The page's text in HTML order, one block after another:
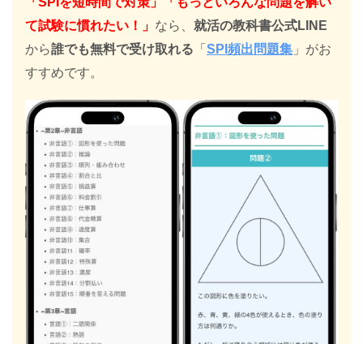
て試験に慣れたい！」 なら、 就活の教科書公式LINE
から誰でも無料で受け取れる 「 SPI頻出問題集 」がお
すすめです。